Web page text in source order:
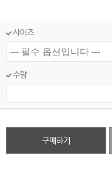
사이즈
수량
구매하기